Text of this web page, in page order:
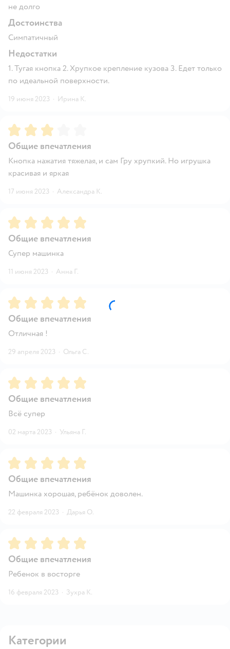
не долго
Достоинства
Симпатичный
Недостатки
1. Тугая кнопка 2. Хрупкое крепление кузова 3. Едет только
по идеальной поверхности.
19 июня 2023 · Ирина К.
Рейтинг:3
Общие впечатления
Кнопка нажатия тяжелая, и сам Гру хрупкий. Но игрушка
красивая и яркая
17 июня 2023 · Александра К.
Рейтинг:5
Общие впечатления
Супер машинка
11 июня 2023 · Анна Г.
Рейтинг:5
Общие впечатления
Отличная !
29 апреля 2023 · Ольга С.
Рейтинг:5
Общие впечатления
Всё супер
02 марта 2023 · Ульяна Г.
Рейтинг:5
Общие впечатления
Машинка хорошая, ребёнок доволен.
22 февраля 2023 · Дарья О.
Рейтинг:5
Общие впечатления
Ребенок в восторге
16 февраля 2023 · Зухра К.
Категории